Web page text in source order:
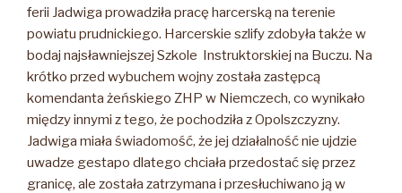
ferii Jadwiga prowadziła pracę harcerską na terenie
powiatu prudnickiego. Harcerskie szlify zdobyła także w
bodaj najsławniejszej Szkole Instruktorskiej na Buczu. Na
krótko przed wybuchem wojny została zastępcą
komendanta żeńskiego ZHP w Niemczech, co wynikało
między innymi z tego, że pochodziła z Opolszczyzny.
Jadwiga miała świadomość, że jej działalność nie ujdzie
uwadze gestapo dlatego chciała przedostać się przez
granicę, ale została zatrzymana i przesłuchiwano ją w